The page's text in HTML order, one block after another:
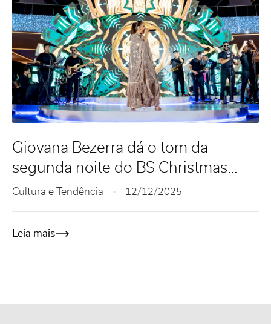
Giovana Bezerra dá o tom da
segunda noite do BS Christmas
com o espetáculo “Vozes do Brasil”
Cultura e Tendência 12/12/2025
Leia mais